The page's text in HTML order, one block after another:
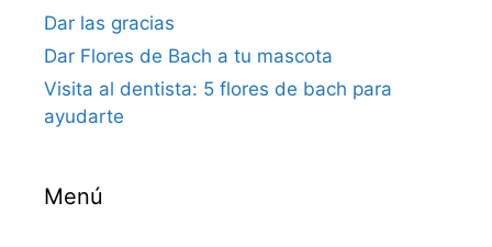
Dar las gracias
Dar Flores de Bach a tu mascota
Visita al dentista: 5 flores de bach para
ayudarte
Menú